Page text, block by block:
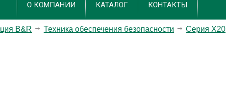
О КОМПАНИИ КАТАЛОГ КОНТАКТЫ
B&R Техника обеспечения безопасности Серия X20